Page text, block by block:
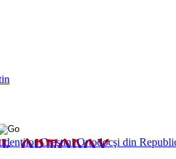
Creştini Ortodocşi din